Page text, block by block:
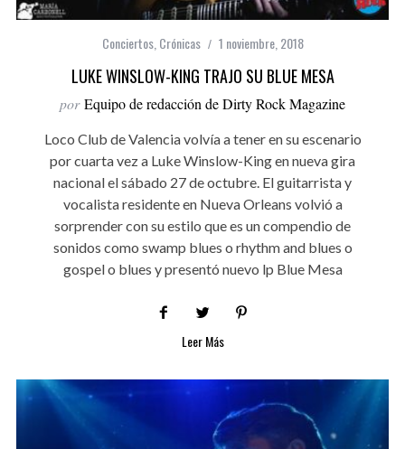
Conciertos, Crónicas 1 noviembre, 2018
LUKE WINSLOW-KING TRAJO SU BLUE MESA
por Equipo de redacción de Dirty Rock Magazine
Loco Club de Valencia volvía a tener en su escenario
por cuarta vez a Luke Winslow-King en nueva gira
nacional el sábado 27 de octubre. El guitarrista y
vocalista residente en Nueva Orleans volvió a
sorprender con su estilo que es un compendio de
sonidos como swamp blues o rhythm and blues o
gospel o blues y presentó nuevo lp Blue Mesa
Leer Más